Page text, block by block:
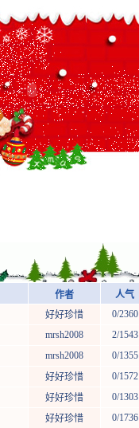
作者 人气
好好珍惜 0/2360
mrsh2008 2/1543
mrsh2008 0/1355
好好珍惜 0/1572
好好珍惜 0/1303
好好珍惜 0/1736